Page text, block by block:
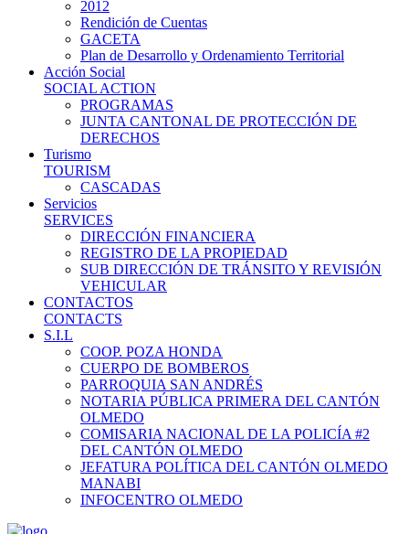
2012
Rendición de Cuentas
GACETA
Plan de Desarrollo y Ordenamiento Territorial
Acción Social
SOCIAL ACTION
PROGRAMAS
JUNTA CANTONAL DE PROTECCIÓN DE
DERECHOS
Turismo
TOURISM
CASCADAS
Servicios
SERVICES
DIRECCIÓN FINANCIERA
REGISTRO DE LA PROPIEDAD
SUB DIRECCIÓN DE TRÁNSITO Y REVISIÓN
VEHICULAR
CONTACTOS
CONTACTS
S.I.L
COOP. POZA HONDA
CUERPO DE BOMBEROS
PARROQUIA SAN ANDRÉS
NOTARIA PÚBLICA PRIMERA DEL CANTÓN
OLMEDO
COMISARIA NACIONAL DE LA POLICÍA #2
DEL CANTÓN OLMEDO
JEFATURA POLÍTICA DEL CANTÓN OLMEDO
MANABI
INFOCENTRO OLMEDO